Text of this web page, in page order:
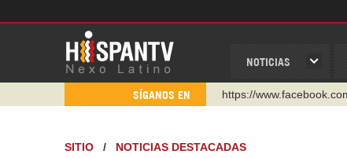
NOTICIAS
SÍGANOS EN
https://
http://twitter.com/
SITIO / NOTICIAS DESTACADAS